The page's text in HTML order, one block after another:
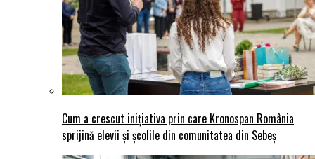
Cum a crescut inițiativa prin care Kronospan România
sprijină elevii și școlile din comunitatea din Sebeș